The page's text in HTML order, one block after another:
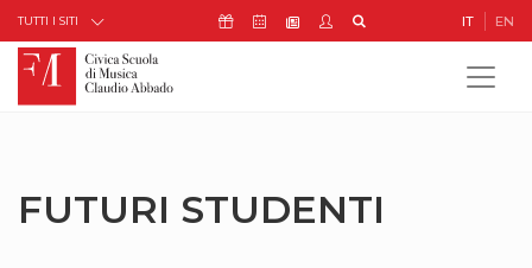
Skip to Content
TUTTI I SITI Icona Sostienici
Icona Calendario Eventi
Icona Newsletter
Icona My Civica IT EN
FUTURI STUDENTI